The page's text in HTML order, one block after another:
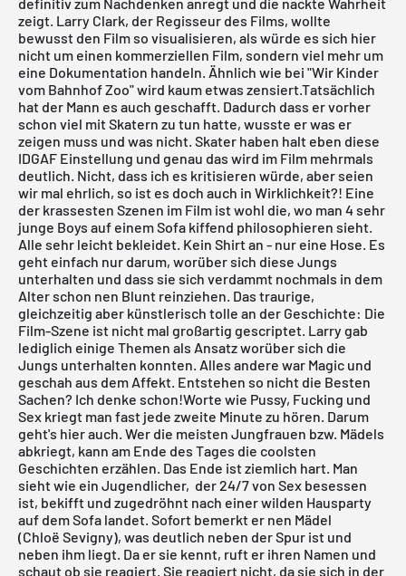
zeigt. Larry Clark, der Regisseur des Films, wollte
bewusst den Film so visualisieren, als würde es sich hier
nicht um einen kommerziellen Film, sondern viel mehr um
eine Dokumentation handeln. Ähnlich wie bei "Wir Kinder
vom Bahnhof Zoo" wird kaum etwas zensiert.Tatsächlich
hat der Mann es auch geschafft. Dadurch dass er vorher
schon viel mit Skatern zu tun hatte, wusste er was er
zeigen muss und was nicht. Skater haben halt eben diese
IDGAF Einstellung und genau das wird im Film mehrmals
deutlich. Nicht, dass ich es kritisieren würde, aber seien
wir mal ehrlich, so ist es doch auch in Wirklichkeit?! Eine
der krassesten Szenen im Film ist wohl die, wo man 4 sehr
junge Boys auf einem Sofa kiffend philosophieren sieht.
Alle sehr leicht bekleidet. Kein Shirt an - nur eine Hose. Es
geht einfach nur darum, worüber sich diese Jungs
unterhalten und dass sie sich verdammt nochmals in dem
Alter schon nen Blunt reinziehen. Das traurige,
gleichzeitig aber künstlerisch tolle an der Geschichte: Die
Film-Szene ist nicht mal großartig gescriptet. Larry gab
lediglich einige Themen als Ansatz worüber sich die
Jungs unterhalten konnten. Alles andere war Magic und
geschah aus dem Affekt. Entstehen so nicht die Besten
Sachen? Ich denke schon!Worte wie Pussy, Fucking und
Sex kriegt man fast jede zweite Minute zu hören. Darum
geht's hier auch. Wer die meisten Jungfrauen bzw. Mädels
abkriegt, kann am Ende des Tages die coolsten
Geschichten erzählen. Das Ende ist ziemlich hart. Man
sieht wie ein Jugendlicher, der 24/7 von Sex besessen
ist, bekifft und zugedröhnt nach einer wilden Hausparty
auf dem Sofa landet. Sofort bemerkt er nen Mädel
(Chloë Sevigny), was deutlich neben der Spur ist und
neben ihm liegt. Da er sie kennt, ruft er ihren Namen und
schaut ob sie reagiert. Sie reagiert nicht, da sie sich in der